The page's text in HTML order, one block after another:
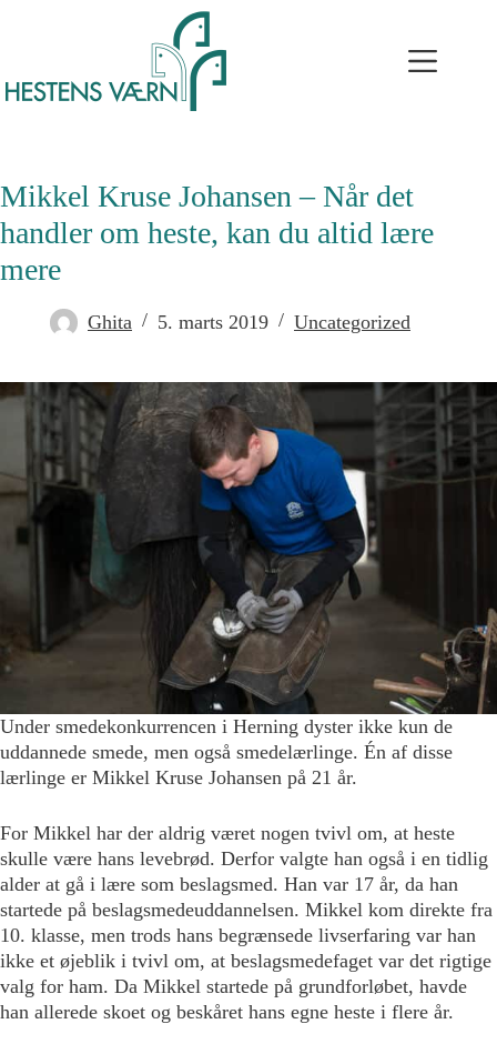
Mikkel Kruse Johansen – Når det
handler om heste, kan du altid lære
mere
Ghita 5. marts 2019 Uncategorized
Under smedekonkurrencen i Herning dyster ikke kun de
uddannede smede, men også smedelærlinge. Én af disse
lærlinge er Mikkel Kruse Johansen på 21 år.
For Mikkel har der aldrig været nogen tvivl om, at heste
skulle være hans levebrød. Derfor valgte han også i en tidlig
alder at gå i lære som beslagsmed. Han var 17 år, da han
startede på beslagsmedeuddannelsen. Mikkel kom direkte fra
10. klasse, men trods hans begrænsede livserfaring var han
ikke et øjeblik i tvivl om, at beslagsmedefaget var det rigtige
valg for ham. Da Mikkel startede på grundforløbet, havde
han allerede skoet og beskåret hans egne heste i flere år.